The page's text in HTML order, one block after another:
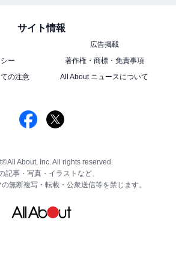
サイト情報
広告掲載
ー
著作権・商標・免責事項
の注意
All About ニュースについて
About, Inc. All rights reserved.
記事・写真・イラストなど、
無断複写・転載・公衆送信等を禁じます。